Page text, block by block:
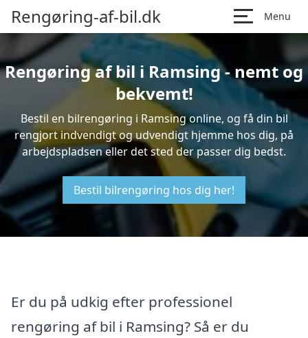
Rengøring-af-bil.dk Menu
Rengøring af bil i Ramsing - nemt og
bekvemt!
Bestil en bilrengøring i Ramsing online, og få din bil
rengjort indvendigt og udvendigt hjemme hos dig, på
arbejdspladsen eller det sted der passer dig bedst.
Bestil bilrengøring hos dig her!
Er du på udkig efter professionel
rengøring af bil i Ramsing? Så er du